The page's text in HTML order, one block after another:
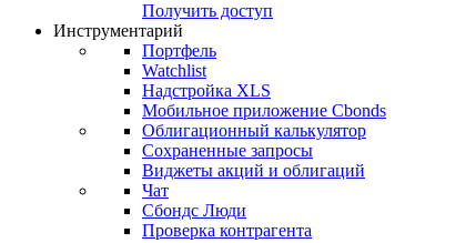
Получить доступ
Инструментарий
Портфель
Watchlist
Надстройка XLS
Мобильное приложение Cbonds
Облигационный калькулятор
Сохраненные запросы
Виджеты акций и облигаций
Чат
Сбондс Люди
Проверка контрагента